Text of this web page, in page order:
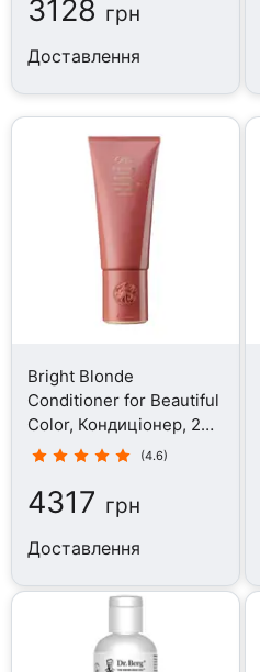
3128 грн
Доставлення
Bright Blonde
Conditioner for Beautiful
Color, Кондиціонер, 200
мл
(4.6)
4317 грн
Доставлення